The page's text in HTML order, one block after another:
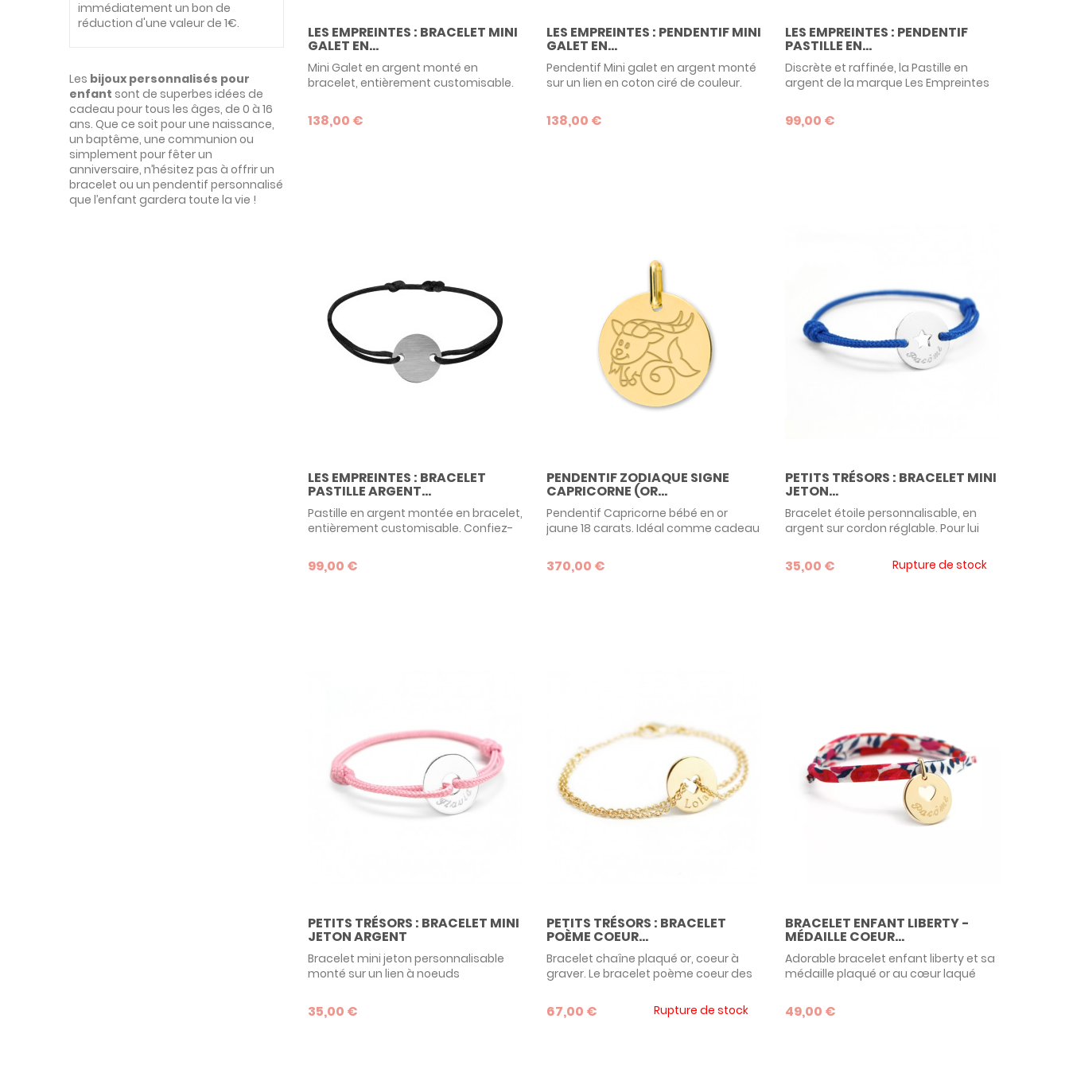
immédiatement un bon de
réduction d'une valeur de 1€.
Les bijoux personnalisés pour
enfant sont de superbes idées de
cadeau pour tous les âges, de 0 à 16
ans. Que ce soit pour une naissance,
un baptême, une communion ou
simplement pour fêter un
anniversaire, n’hésitez pas à offrir un
bracelet ou un pendentif personnalisé
que l’enfant gardera toute la vie !
LES EMPREINTES : BRACELET MINI
GALET EN...
Mini Galet en argent monté en
bracelet, entièrement customisable.
souhaitez reproduire et nous
réaliserons VOTRE bijou personnalisé :
138,00 €
LES EMPREINTES : PENDENTIF MINI
GALET EN...
Pendentif Mini galet en argent monté
sur un lien en coton ciré de couleur.
gravure d'une empreinte (digitale, de
main, de pied), ou un dessin d'enfant.
138,00 €
LES EMPREINTES : PENDENTIF
PASTILLE EN...
Discrète et raffinée, la Pastille en
argent de la marque Les Empreintes
Reproduisez votre empreinte
(digitale, main, pied), ou un dessin, et
99,00 €
LES EMPREINTES : BRACELET
PASTILLE ARGENT...
Pastille en argent montée en bracelet,
entièrement customisable. Confiez-
reproduire sur la pastille et nous
réaliserons VOTRE bijou personnalisé :
99,00 €
PENDENTIF ZODIAQUE SIGNE
CAPRICORNE (OR...
Pendentif Capricorne bébé en or
jaune 18 carats. Idéal comme cadeau
tout petit enfant, découvrez notre
sélection de médailles zodiaque.
370,00 €
PETITS TRÉSORS : BRACELET MINI
JETON...
Bracelet étoile personnalisable, en
argent sur cordon réglable. Pour lui
enfant ce ravissant bracelet
personnalisable de la marque de
35,00 € Rupture de stock
PETITS TRÉSORS : BRACELET MINI
JETON ARGENT
Bracelet mini jeton personnalisable
monté sur un lien à noeuds
collection Petits Trésors, il convient
aussi bien aux bébés comme cadeau
35,00 €
PETITS TRÉSORS : BRACELET
POÈME COEUR...
Bracelet chaîne plaqué or, coeur à
graver. Le bracelet poème coeur des
élégant dans sa version dorée.
Personnalisable avec la gravure de
67,00 € Rupture de stock
BRACELET ENFANT LIBERTY -
MÉDAILLE COEUR...
Adorable bracelet enfant liberty et sa
médaille plaqué or au cœur laqué
cadeau inoubliable !
49,00 €